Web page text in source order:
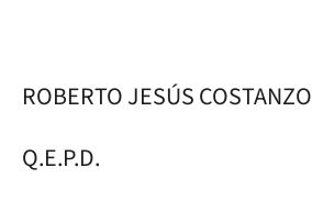
ROBERTO JESÚS COSTANZO
Q.E.P.D.